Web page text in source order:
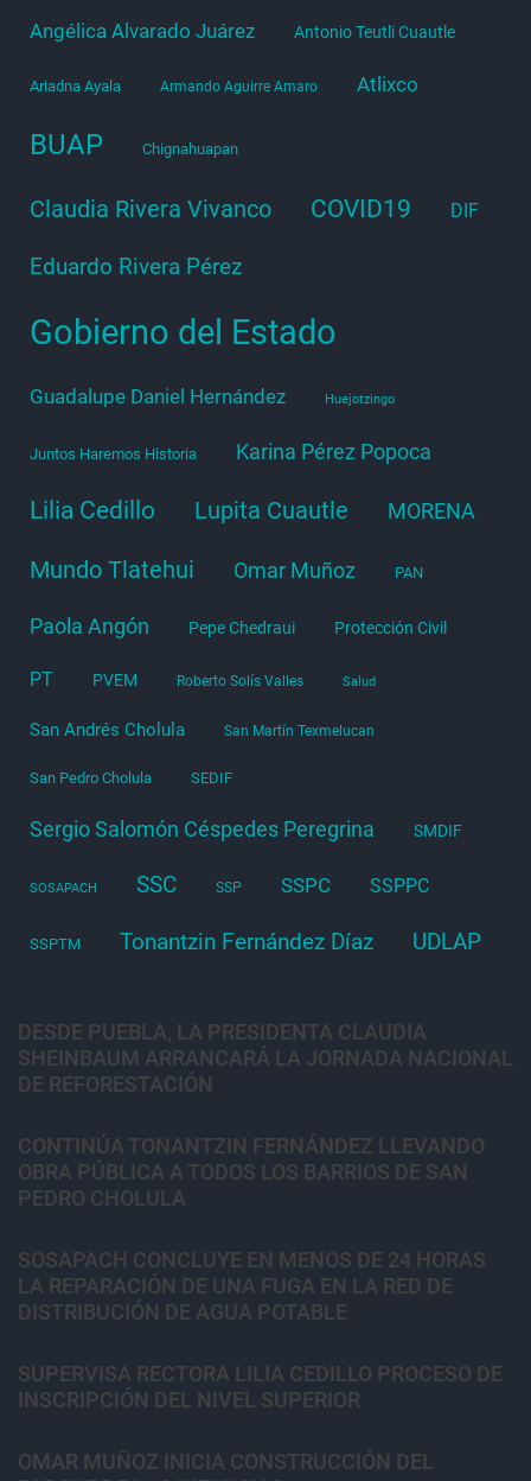
Angélica Alvarado Juárez Antonio Teutli Cuautle
Ariadna Ayala Armando Aguirre Amaro Atlixco
BUAP Chignahuapan
Claudia Rivera Vivanco COVID19 DIF
Eduardo Rivera Pérez
Gobierno del Estado
Guadalupe Daniel Hernández Huejotzingo
Juntos Haremos Historia Karina Pérez Popoca
Lilia Cedillo Lupita Cuautle MORENA
Mundo Tlatehui Omar Muñoz PAN
Paola Angón Pepe Chedraui Protección Civil
PT PVEM Roberto Solís Valles Salud
San Andrés Cholula San Martín Texmelucan
San Pedro Cholula SEDIF
Sergio Salomón Céspedes Peregrina SMDIF
SOSAPACH SSC SSP SSPC SSPPC
SSPTM Tonantzin Fernández Díaz UDLAP
DESDE PUEBLA, LA PRESIDENTA CLAUDIA
SHEINBAUM ARRANCARÁ LA JORNADA NACIONAL
DE REFORESTACIÓN
CONTINÚA TONANTZIN FERNÁNDEZ LLEVANDO
OBRA PÚBLICA A TODOS LOS BARRIOS DE SAN
PEDRO CHOLULA
SOSAPACH CONCLUYE EN MENOS DE 24 HORAS
LA REPARACIÓN DE UNA FUGA EN LA RED DE
DISTRIBUCIÓN DE AGUA POTABLE
SUPERVISA RECTORA LILIA CEDILLO PROCESO DE
INSCRIPCIÓN DEL NIVEL SUPERIOR
OMAR MUÑOZ INICIA CONSTRUCCIÓN DEL